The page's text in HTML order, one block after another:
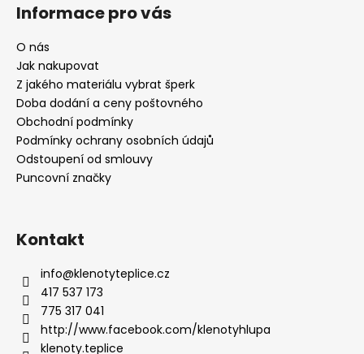
Informace pro vás
O nás
Jak nakupovat
Z jakého materiálu vybrat šperk
Doba dodání a ceny poštovného
Obchodní podmínky
Podmínky ochrany osobních údajů
Odstoupení od smlouvy
Puncovní značky
Kontakt
info@klenotyteplice.cz
417 537 173
775 317 041
http://www.facebook.com/klenotyhlupa
klenoty.teplice